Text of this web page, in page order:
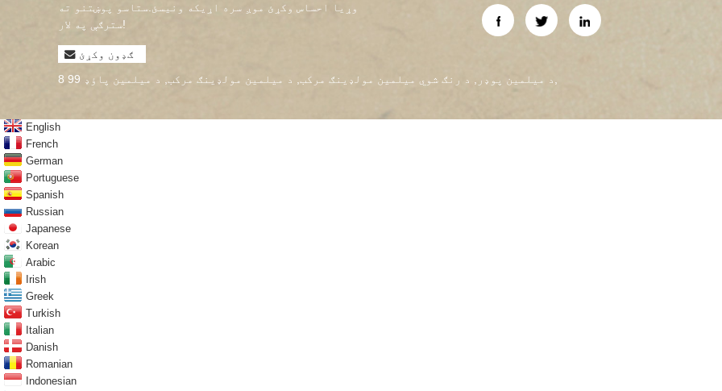
وړیا احساس وکړئ موږ سره اړیکه ونیسئ.ستاسو پوښتنو ته
سترګې په لار!
ګډون وکړئ
د میلمین پوډر , د رنګ شوي میلمین مولډینګ مرکب, د میلمین مولډینګ مرکب, د میلمین پاؤډ 99 8 ,
English
French
German
Portuguese
Spanish
Russian
Japanese
Korean
Arabic
Irish
Greek
Turkish
Italian
Danish
Romanian
Indonesian